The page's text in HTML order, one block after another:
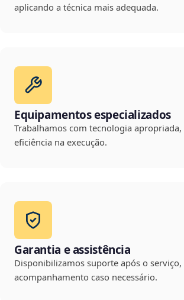
aplicando a técnica mais adequada.
Equipamentos especializados
Trabalhamos com tecnologia apropriada,
eficiência na execução.
Garantia e assistência
Disponibilizamos suporte após o
acompanhamento caso necessário.